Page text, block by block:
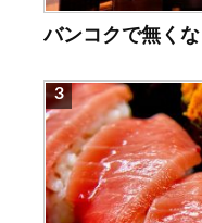
バンコクで無く